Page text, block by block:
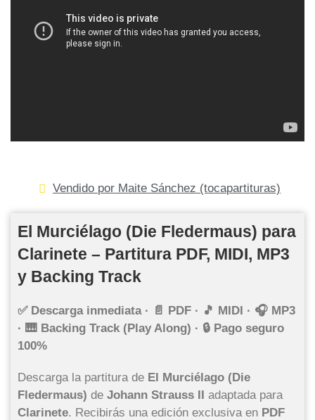
Vendido por Maite Sánchez (tocapartituras)
El Murciélago (Die Fledermaus) para
Clarinete – Partitura PDF, MIDI, MP3
y Backing Track
✅ Descarga inmediata · 📄 PDF · 🎵 MIDI · 🎧 MP3
· 🎹 Backing Track (Play Along) · 🔒 Pago seguro
100%
Descarga la partitura de El Murciélago (Die
Fledermaus) de Johann Strauss II adaptada para
Clarinete. Recibirás una edición exclusiva en PDF